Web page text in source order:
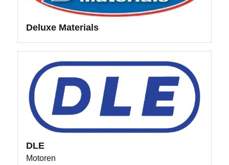
Deluxe Materials
DLE
Motoren